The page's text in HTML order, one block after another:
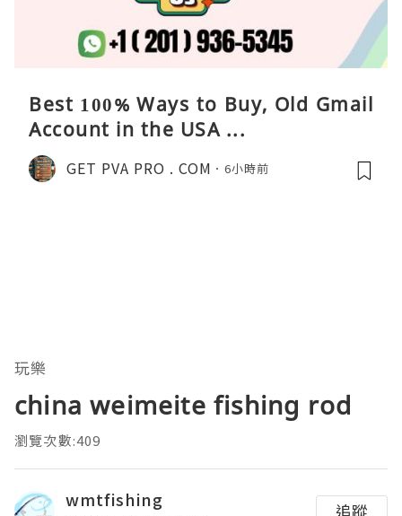
Best 100% Ways to Buy, Old Gmail
Account in the USA ...
GET PVA PRO . COM 6小時前
玩樂
china weimeite fishing rod
瀏覽次數:409
wmtfishing
追蹤